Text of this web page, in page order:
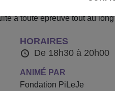
voyager au cœur du
à toute épreuve tout au
HORAIRES
De 18h30 à 20h00
ANIMÉ PAR
Fondation PiLeJe